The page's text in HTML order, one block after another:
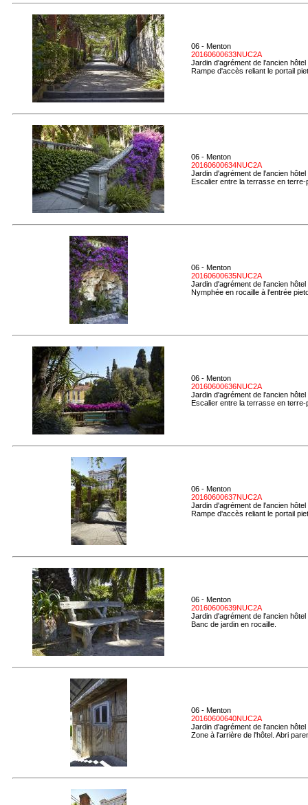
06 - Menton
20160600633NUC2A
Jardin d'agrément de l'ancien
Rampe d'accès reliant le portail
06 - Menton
20160600634NUC2A
Jardin d'agrément de l'ancien
Escalier entre la terrasse en terre-
06 - Menton
20160600635NUC2A
Jardin d'agrément de l'ancien
Nymphée en rocaille à l'entrée
06 - Menton
20160600636NUC2A
Jardin d'agrément de l'ancien
Escalier entre la terrasse en terre-
06 - Menton
20160600637NUC2A
Jardin d'agrément de l'ancien
Rampe d'accès reliant le portail
06 - Menton
20160600639NUC2A
Jardin d'agrément de l'ancien
Banc de jardin en rocaille.
06 - Menton
20160600640NUC2A
Jardin d'agrément de l'ancien
Zone à l'arrière de l'hôtel. Abri